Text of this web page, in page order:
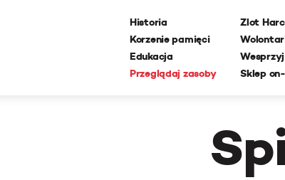
Historia
Korzenie pamięci
Edukacja
Przeglądaj zasoby
Zlot
Sklep